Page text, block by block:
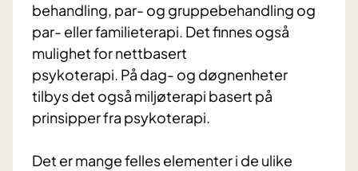
behandling, par- og gruppebehandling og
par- eller familieterapi. Det finnes også
mulighet for nettbasert
psykoterapi. På dag- og døgnenheter
tilbys det også miljøterapi basert på
prinsipper fra psykoterapi.
Det er mange felles elementer i de ulike